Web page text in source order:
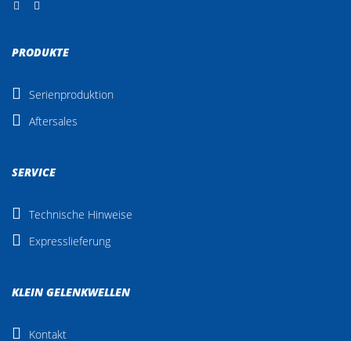
PRODUKTE
Serienproduktion
Aftersales
SERVICE
Technische Hinweise
Expresslieferung
KLEIN GELENKWELLEN
Kontakt